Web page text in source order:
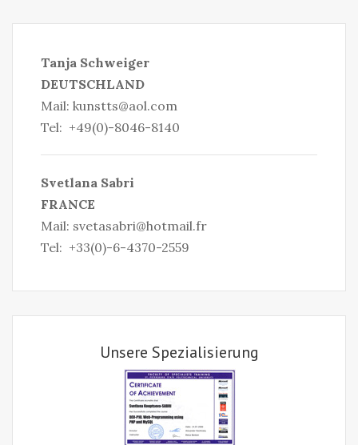
Tanja Schweiger
DEUTSCHLAND
Mail: kunstts@aol.com
Tel: +49(0)-8046-8140
Svetlana Sabri
FRANCE
Mail: svetasabri@hotmail.fr
Tel: +33(0)-6-4370-2559
Unsere Spezialisierung